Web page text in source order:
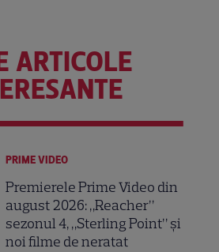
ARTICOLE
PRIME VIDEO
Premierele Prime Video din
august 2026: „Reacher”
sezonul 4, „Sterling Point” și
noi filme de neratat